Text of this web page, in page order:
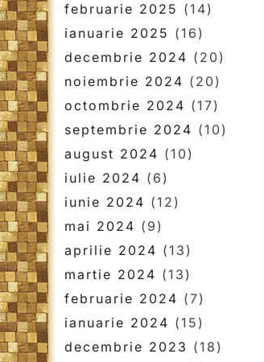
februarie 2025 (14)
ianuarie 2025 (16)
decembrie 2024 (20)
noiembrie 2024 (20)
octombrie 2024 (17)
septembrie 2024 (10)
august 2024 (10)
iulie 2024 (6)
iunie 2024 (12)
mai 2024 (9)
aprilie 2024 (13)
martie 2024 (13)
februarie 2024 (7)
ianuarie 2024 (15)
decembrie 2023 (18)